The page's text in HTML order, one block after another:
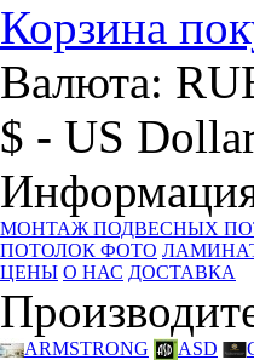
Корзина
Валюта:
$ - US
МОНТАЖ ПОДВЕСНЫХ
ПОТОЛОК ФОТО
ЦЕНЫ О НАС ДОСТАВКА
ARMSTRONG ASD